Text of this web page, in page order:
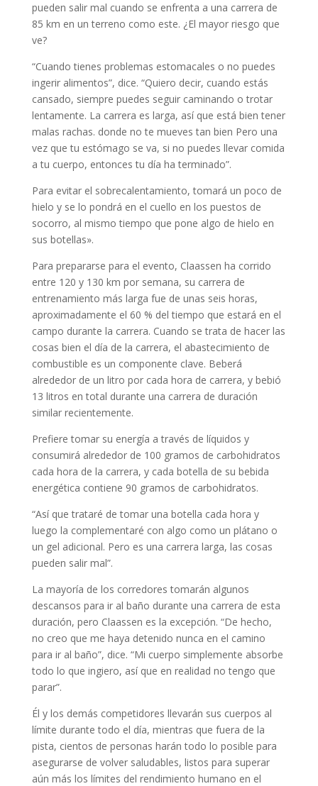
pueden salir mal cuando se enfrenta a una carrera de
85 km en un terreno como este. ¿El mayor riesgo que
ve?
“Cuando tienes problemas estomacales o no puedes
ingerir alimentos”, dice. “Quiero decir, cuando estás
cansado, siempre puedes seguir caminando o trotar
lentamente. La carrera es larga, así que está bien tener
malas rachas. donde no te mueves tan bien Pero una
vez que tu estómago se va, si no puedes llevar comida
a tu cuerpo, entonces tu día ha terminado”.
Para evitar el sobrecalentamiento, tomará un poco de
hielo y se lo pondrá en el cuello en los puestos de
socorro, al mismo tiempo que pone algo de hielo en
sus botellas».
Para prepararse para el evento, Claassen ha corrido
entre 120 y 130 km por semana, su carrera de
entrenamiento más larga fue de unas seis horas,
aproximadamente el 60 % del tiempo que estará en el
campo durante la carrera. Cuando se trata de hacer las
cosas bien el día de la carrera, el abastecimiento de
combustible es un componente clave. Beberá
alrededor de un litro por cada hora de carrera, y bebió
13 litros en total durante una carrera de duración
similar recientemente.
Prefiere tomar su energía a través de líquidos y
consumirá alrededor de 100 gramos de carbohidratos
cada hora de la carrera, y cada botella de su bebida
energética contiene 90 gramos de carbohidratos.
“Así que trataré de tomar una botella cada hora y
luego la complementaré con algo como un plátano o
un gel adicional. Pero es una carrera larga, las cosas
pueden salir mal”.
La mayoría de los corredores tomarán algunos
descansos para ir al baño durante una carrera de esta
duración, pero Claassen es la excepción. “De hecho,
no creo que me haya detenido nunca en el camino
para ir al baño”, dice. “Mi cuerpo simplemente absorbe
todo lo que ingiero, así que en realidad no tengo que
parar”.
Él y los demás competidores llevarán sus cuerpos al
límite durante todo el día, mientras que fuera de la
pista, cientos de personas harán todo lo posible para
asegurarse de volver saludables, listos para superar
aún más los límites del rendimiento humano en el